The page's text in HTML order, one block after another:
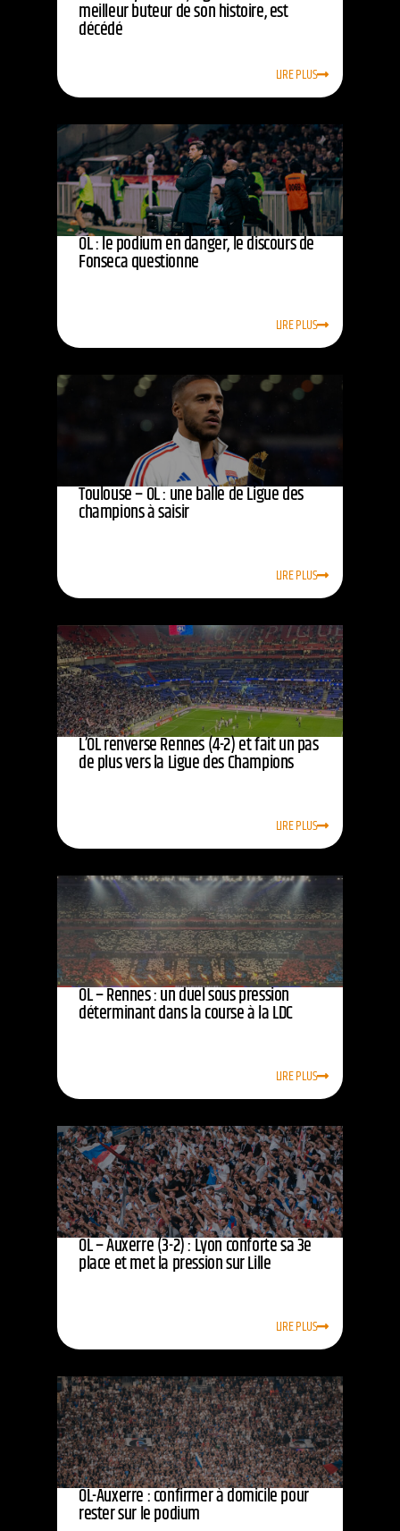
meilleur buteur de son histoire, est
décédé
LIRE PLUS
OL : le podium en danger, le discours de
Fonseca questionne
LIRE PLUS
Toulouse – OL : une balle de Ligue des
champions à saisir
LIRE PLUS
L’OL renverse Rennes (4-2) et fait un pas
de plus vers la Ligue des Champions
LIRE PLUS
OL – Rennes : un duel sous pression
déterminant dans la course à la LDC
LIRE PLUS
OL – Auxerre (3-2) : Lyon conforte sa 3e
place et met la pression sur Lille
LIRE PLUS
OL-Auxerre : confirmer à domicile pour
rester sur le podium